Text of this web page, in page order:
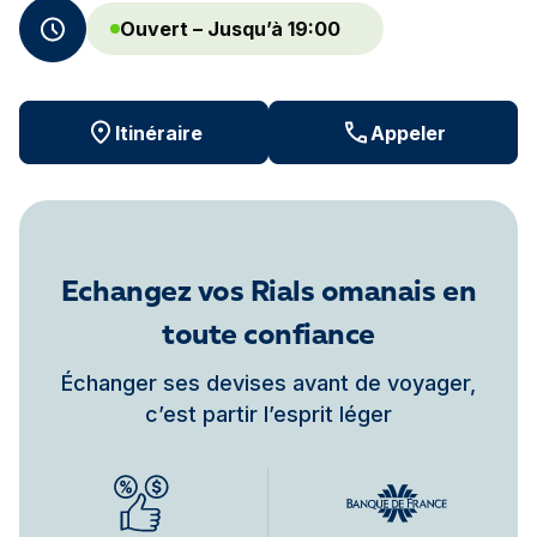
Ouvert – Jusqu’à 19:00
Itinéraire Appeler
Echangez vos Rials omanais en
toute confiance
Échanger ses devises avant de voyager,
c’est partir l’esprit léger